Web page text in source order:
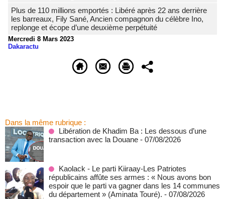
Plus de 110 millions emportés : Libéré après 22 ans derrière
les barreaux, Fily Sané, Ancien compagnon du célèbre Ino,
replonge et écope d’une deuxième perpétuité
Mercredi 8 Mars 2023
Dakaractu
Dans la même rubrique :
Libération de Khadim Ba : Les dessous d’une
transaction avec la Douane - 07/08/2026
Kaolack - Le parti Kiiraay-Les Patriotes
républicains affûte ses armes : « Nous avons bon
espoir que le parti va gagner dans les 14 communes
du département » (Aminata Touré). - 07/08/2026